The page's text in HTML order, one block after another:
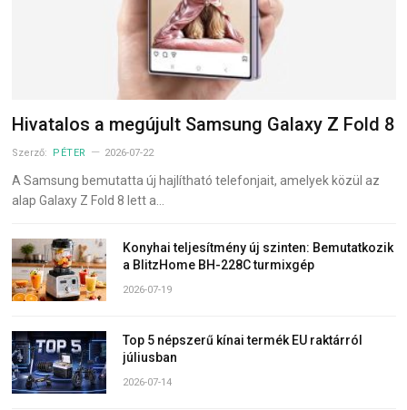
Hivatalos a megújult Samsung Galaxy Z Fold 8
Szerző: PÉTER 2026-07-22
A Samsung bemutatta új hajlítható telefonjait, amelyek közül az
alap Galaxy Z Fold 8 lett a…
Konyhai teljesítmény új szinten: Bemutatkozik
a BlitzHome BH-228C turmixgép
2026-07-19
Top 5 népszerű kínai termék EU raktárról
júliusban
2026-07-14